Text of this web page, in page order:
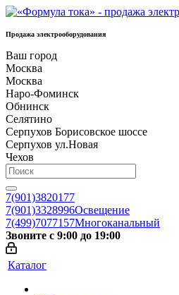
Продажа электрооборудования
Ваш город
Москва
Москва
Наро-Фоминск
Обнинск
Селятино
Серпухов Борисовское шоссе
Серпухов ул.Новая
Чехов
7(901)3820177
7(901)3328996Освещение
7(499)7077157Многоканальный
Звоните с 9:00 до 19:00
Каталог